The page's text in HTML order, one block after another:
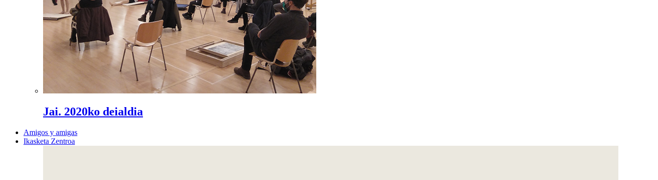
Jai. 2020ko deialdia
Amigos y amigas
Ikasketa Zentroa